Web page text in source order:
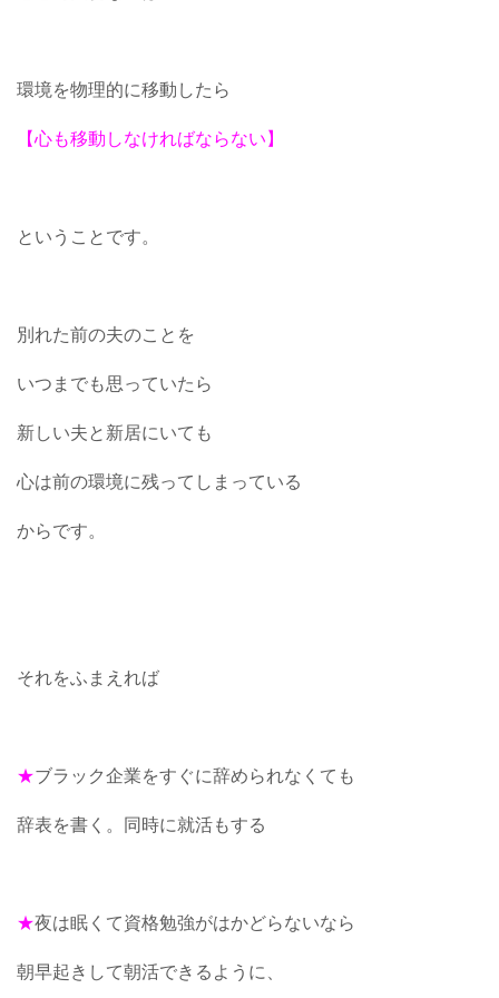
環境を物理的に移動したら
【心も移動しなければならない】
ということです。
別れた前の夫のことを
いつまでも思っていたら
新しい夫と新居にいても
心は前の環境に残ってしまっている
からです。
それをふまえれば
★ブラック企業をすぐに辞められなくても
辞表を書く。同時に就活もする
★夜は眠くて資格勉強がはかどらないなら
朝早起きして朝活できるように、